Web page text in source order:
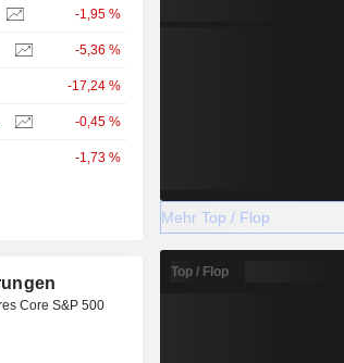
-1,95 %
-5,36 %
-17,24 %
-0,45 %
-1,73 %
Core S&P 500
Mehr Top / Flop
Top / Flop